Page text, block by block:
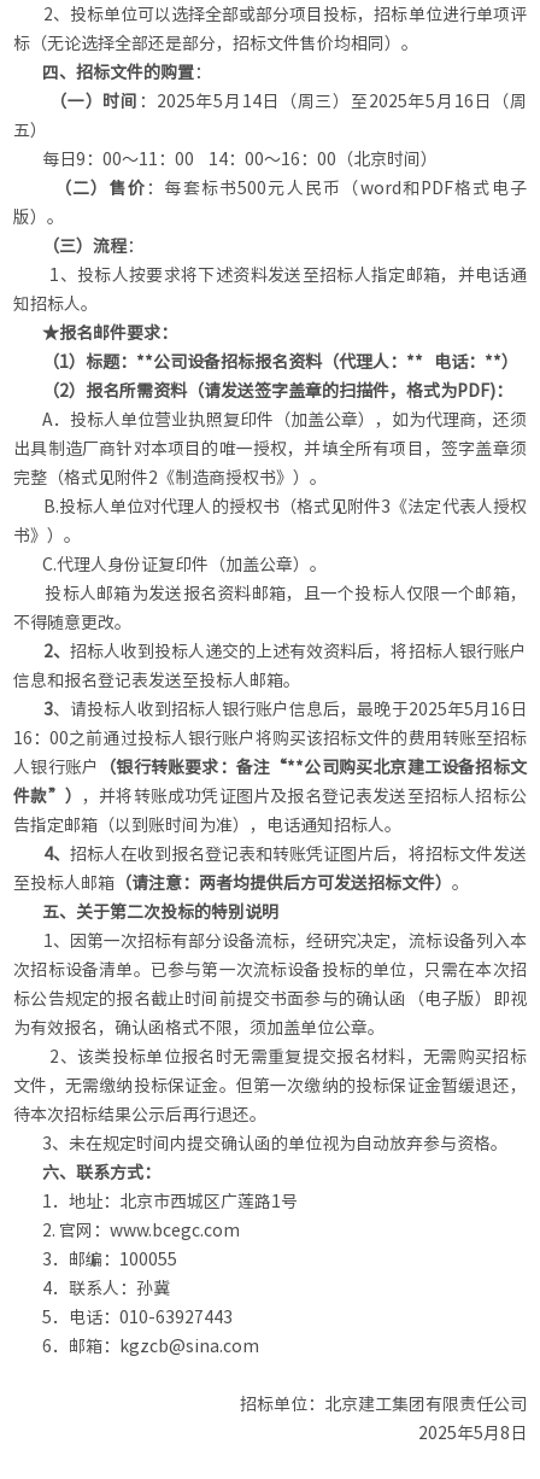
2、投标单位可以选择全部或部分项目投标，招标单位进行单项评
标（无论选择全部还是部分，招标文件售价均相同）。
四、招标文件的购置 ：
（一） 时间 ：2025年5月14日（周三）至2025年5月16日（周
五）
每日9：00～11：00 14：00～16：00（北京时间）
（ 二） 售价 ：每套标书500元人民币（word和PDF格式电子
版）。
（三）流程 ：
1、投标人按要求将下述资料发送至招标人指定邮箱，并电话通
知招标人。
★报名邮件要求：
（1）标题：**公司 设备招标报名资料（代理人：** 电话：**）
（2） 报名所需资料（请发送签字盖章的扫描件，格式为 PDF)：
A．投标人单位营业执照复印件（加盖公章），如为代理商，还须
出具制造厂商针对本项目的唯一授权，并填全所有项目，签字盖章须
完整（格式见附件2《制造商授权书》）。
B.投标人单位对代理人的授权书（格式见附件3《法定代表人授权
书》）。
C.代理人身份证复印件（加盖公章）。
投标人邮箱为发送报名资料邮箱，且一个投标人仅限一个邮箱，
不得随意更改。
2、 招标人收到投标人递交的上述有效资料后，将招标人银行账户
信息和报名登记表发送至投标人邮箱。
3、请投标人收到招标人银行账户信息后，最晚于2025年5月16日
16：00之前通过投标人银行账户将购买该招标文件的费用转账至招标
人银行账户
（银行转账要求：备注“**公司购买北京建工设备招标文
件款” ）
，并将转账成功凭证图片及报名登记表发送至招标人招标公
告指定邮箱（以到账时间为准），电话通知招标人。
4、 招标人在收到报名登记表和转账凭证图片后，将招标文件发送
至投标人邮箱 （请注意：两者均提供后方可发送招标文件）。
五、关于第二次投标的特别说明
1、因第一次招标有部分设备流标，经研究决定，流标设备列入本
次招标设备清单。已参与第一次流标设备投标的单位，只需在本次招
标公告规定的报名截止时间前提交书面参与的确认函（电子版）即视
为有效报名，确认函格式不限，须加盖单位公章。
2、该类投标单位报名时无需重复提交报名材料，无需购买招标
文件，无需缴纳投标保证金。但第一次缴纳的投标保证金暂缓退还，
待本次招标结果公示后再行退还。
3、未在规定时间内提交确认函的单位视为自动放弃参与资格。
六、联系方式：
1．地址：北京市西城区广莲路1号
2. 官网：www.bcegc.com
3．邮编：100055
4．联系人：孙冀
5．电话：010-63927443
6．邮箱：kgzcb@sina.com
招标单位：北京建工集团有限责任公司
2025年5月8日